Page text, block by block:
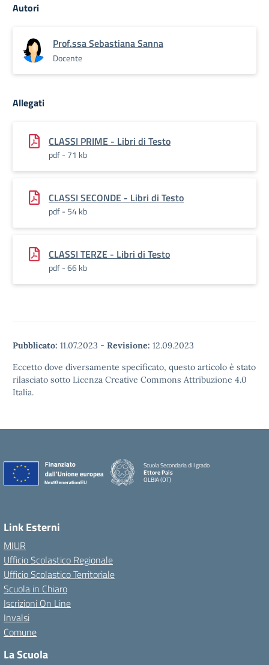
Autori
Prof.ssa Sebastiana Sanna
Docente
Allegati
CLASSI PRIME - Libri di Testo
pdf - 71 kb
CLASSI SECONDE - Libri di Testo
pdf - 54 kb
CLASSI TERZE - Libri di Testo
pdf - 66 kb
Pubblicato: 11.07.2023 - Revisione: 12.09.2023
Eccetto dove diversamente specificato, questo articolo è stato
rilasciato sotto Licenza Creative Commons Attribuzione 4.0
Italia.
Scuola Secondaria di I grado
Ettore Pais
OLBIA (OT)
Link Esterni
MIUR
Ufficio Scolastico Regionale
Ufficio Scolastico Territoriale
Scuola in Chiaro
Iscrizioni On Line
Invalsi
Comune
La Scuola